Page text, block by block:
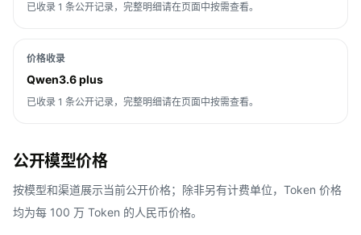
已收录 1 条公开记录，完整明细请在页面中按需查看。
价格收录
Qwen3.6 plus
已收录 1 条公开记录，完整明细请在页面中按需查看。
公开模型价格
按模型和渠道展示当前公开价格；除非另有计费单位，Token 价格
均为每 100 万 Token 的人民币价格。